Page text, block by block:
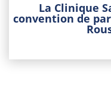
La Clinique
convention de